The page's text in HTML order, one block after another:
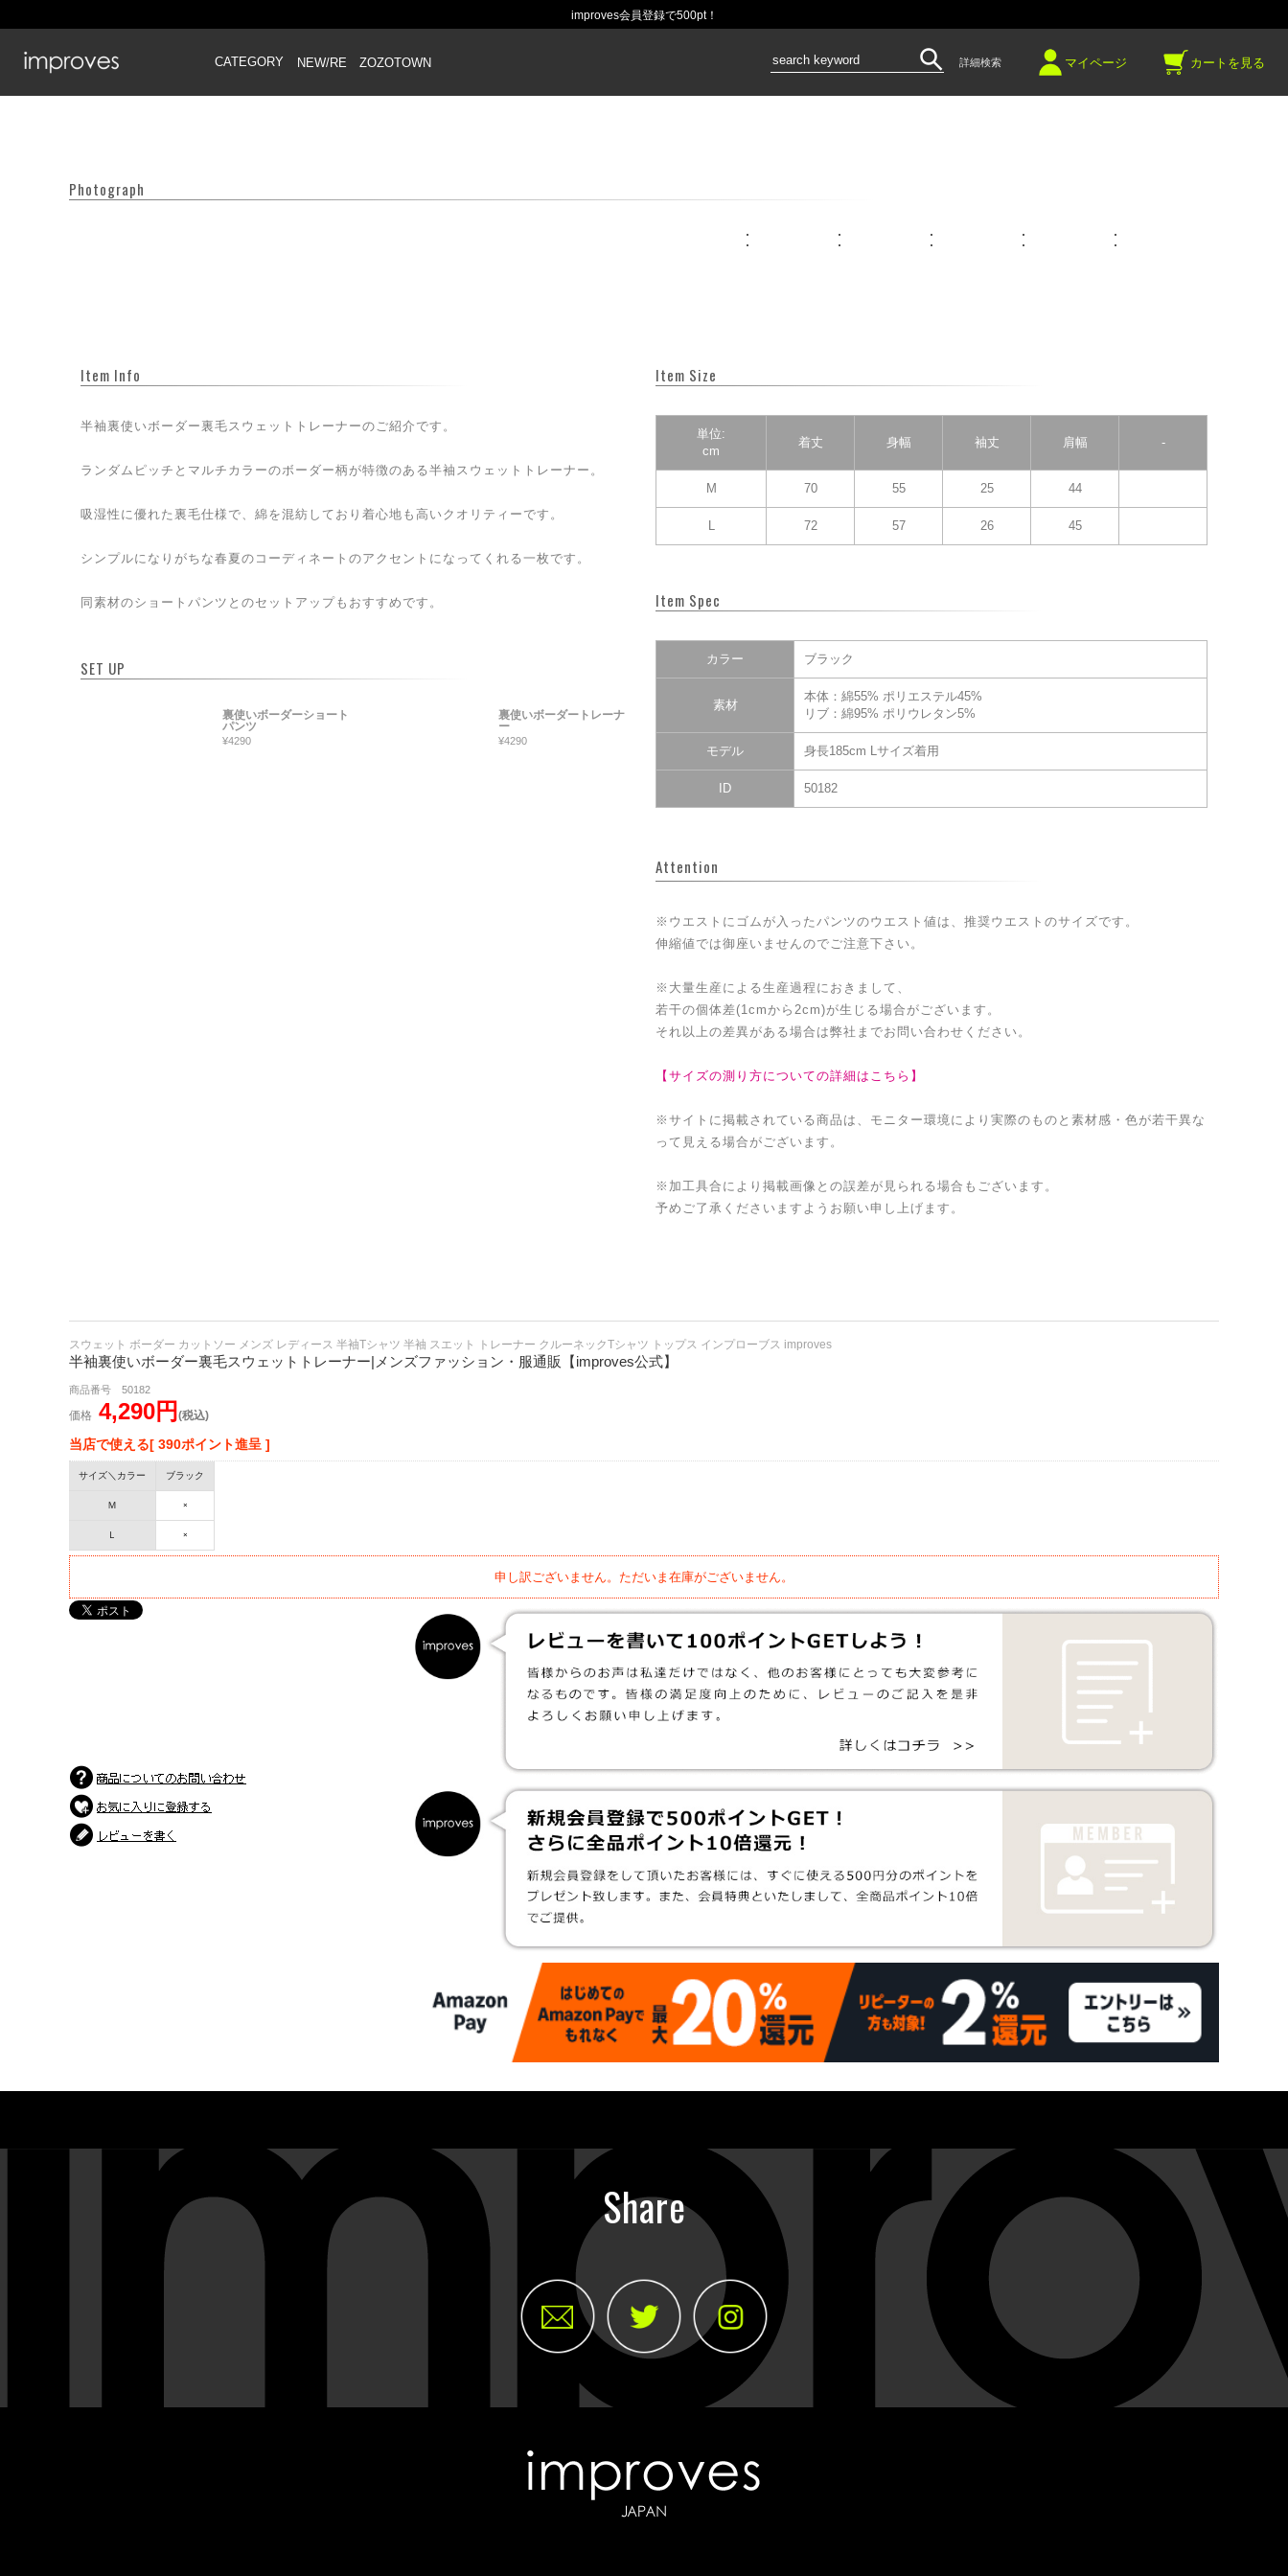
improves会員登録で500pt！
CATEGORY NEW/RE ZOZOTOWN 詳細検索 マイページ カートを見る
Photograph
Item Info
半袖裏使いボーダー裏毛スウェットトレーナーのご紹介です。
ランダムピッチとマルチカラーのボーダー柄が特徴のある半袖スウェットトレーナー。
吸湿性に優れた裏毛仕様で、綿を混紡しており着心地も高いクオリティーです。
シンプルになりがちな春夏のコーディネートのアクセントになってくれる一枚です。
同素材のショートパンツとのセットアップもおすすめです。
SET UP
裏使いボーダーショート
パンツ
¥4290
裏使いボーダートレーナ
ー
¥4290
Item Size
単位:
cm
着丈 身幅 袖丈 肩幅 -
M 70 55 25 44
L 72 57 26 45
Item Spec
カラー ブラック
素材
本体：綿55% ポリエステル45%
リブ：綿95% ポリウレタン5%
モデル 身長185cm Lサイズ着用
ID 50182
Attention
※ウエストにゴムが入ったパンツのウエスト値は、推奨ウエストのサイズです。
伸縮値では御座いませんのでご注意下さい。
※大量生産による生産過程におきまして、
若干の個体差(1cmから2cm)が生じる場合がございます。
それ以上の差異がある場合は弊社までお問い合わせください。
【サイズの測り方についての詳細はこちら】
※サイトに掲載されている商品は、モニター環境により実際のものと素材感・色が若干異な
って見える場合がございます。
※加工具合により掲載画像との誤差が見られる場合もございます。
予めご了承くださいますようお願い申し上げます。
スウェット ボーダー カットソー メンズ レディース 半袖Tシャツ 半袖 スエット トレーナー クルーネックTシャツ トップス インプローブス improves
半袖裏使いボーダー裏毛スウェットトレーナー|メンズファッション・服通販【improves公式】
商品番号 50182
価格 4,290円 (税込)
当店で使える[ 390ポイント進呈 ]
サイズ＼カラー ブラック
Ｍ ×
Ｌ ×
申し訳ございません。ただいま在庫がございません。
Share